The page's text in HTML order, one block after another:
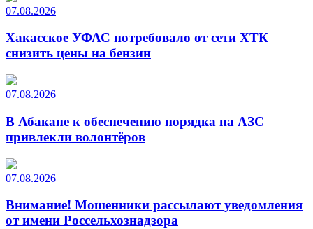
07.08.2026
Хакасское УФАС потребовало от сети ХТК
снизить цены на бензин
07.08.2026
В Абакане к обеспечению порядка на АЗС
привлекли волонтёров
07.08.2026
Внимание! Мошенники рассылают уведомления
от имени Россельхознадзора